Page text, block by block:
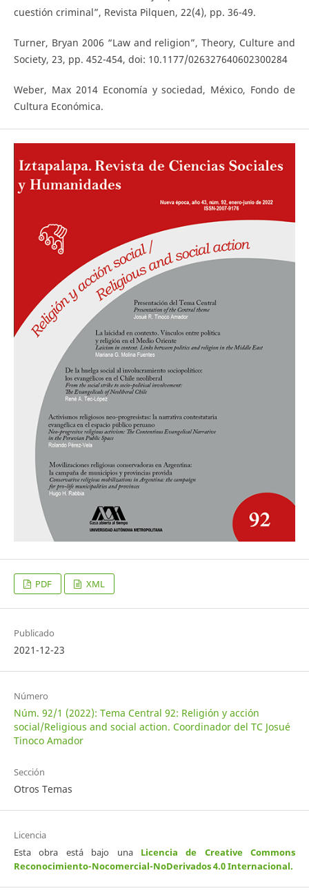
cuestión criminal”, Revista Pilquen, 22(4), pp. 36-49.
Turner, Bryan 2006 “Law and religion”, Theory, Culture and
Society, 23, pp. 452-454, doi: 10.1177/026327640602300284
Weber, Max 2014 Economía y sociedad, México, Fondo de
Cultura Económica.
PDF XML
Publicado
2021-12-23
Número
Núm. 92/1 (2022): Tema Central 92: Religión y acción
social/Religious and social action. Coordinador del TC Josué
Tinoco Amador
Sección
Otros Temas
Licencia
Esta obra está bajo una Licencia de Creative Commons
Reconocimiento-Nocomercial-NoDerivados 4.0 Internacional.